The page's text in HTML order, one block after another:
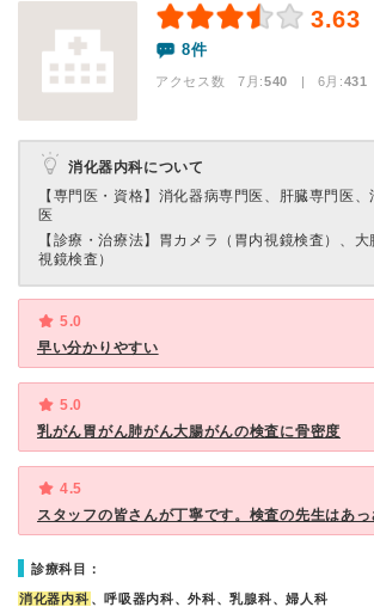
3.63
8件
アクセス数 7月:540 | 6月:431
消化器内科について
【専門医・資格】 消化器病専門医、肝臓専門医、
医
【診療・治療法】 胃カメラ（胃内視鏡検査）、大
視鏡検査）
5.0
早い分かりやすい
5.0
乳がん胃がん肺がん大腸がんの検査に骨密度
4.5
スタッフの皆さんが丁寧です。検査の先生はあっ
診療科目：
消化器内科 、呼吸器内科、外科、乳腺科、婦人科